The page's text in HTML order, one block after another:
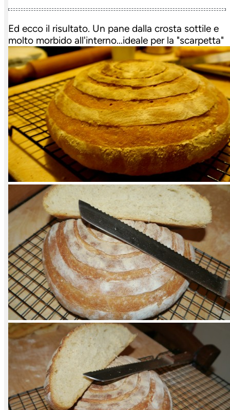
Ed ecco il risultato. Un pane dalla crosta sottile e
molto morbido all'interno...ideale per la "scarpetta"